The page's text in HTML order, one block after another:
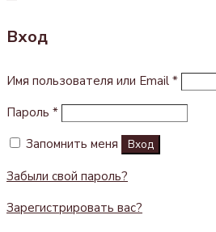
Вход
Имя пользователя или Email *
Пароль *
Запомнить меня
Вход
Забыли свой пароль?
Зарегистрировать вас?